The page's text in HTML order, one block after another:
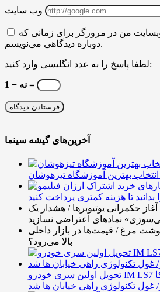
وب سایت
وبسایت من در مرورگر برای زمانی که
دوباره دیدگاهی می‌نویسم.
لطفا پاسخ را به عدد انگلیسی وارد کنید:
نه − 1 =
آخرین‌های گیشه سینما
آغاز حکمرانی یوتیوبرها / هشدار یک
مرغ / قیمت‌ها در بازار داخلی
بالا می‌رود؟
تحویل اولین سری خودرو IM LS7 به مشتریان توسط نیکا